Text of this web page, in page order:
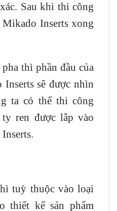
Sau khi thi công
Inserts xong
thì phần đầu của
sẽ được nhìn
ta có thể thi công
ren được lắp vào
tuỳ thuộc vào loại
thiết kế sản phẩm